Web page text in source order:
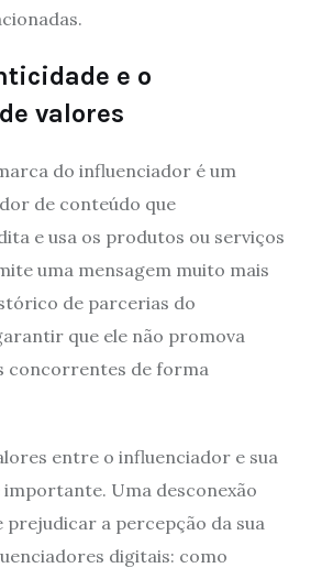
e o
valores
do influenciador é um
de conteúdo que
e usa os produtos ou serviços
uma mensagem muito mais
de parcerias do
que ele não promova
concorrentes de forma
entre o influenciador e sua
Uma desconexão
a percepção da sua
digitais: como